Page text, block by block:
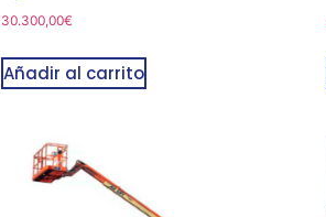
30.300,00€
Añadir al carrito